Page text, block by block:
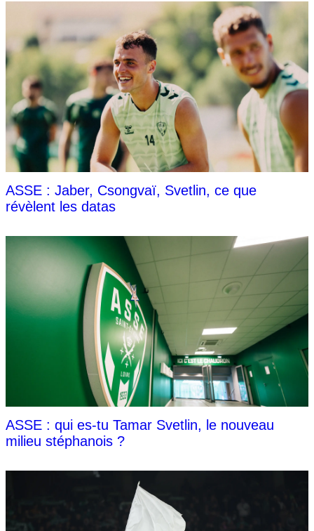
ASSE : Jaber, Csongvaï, Svetlin, ce que
révèlent les datas
ASSE : qui es-tu Tamar Svetlin, le nouveau
milieu stéphanois ?